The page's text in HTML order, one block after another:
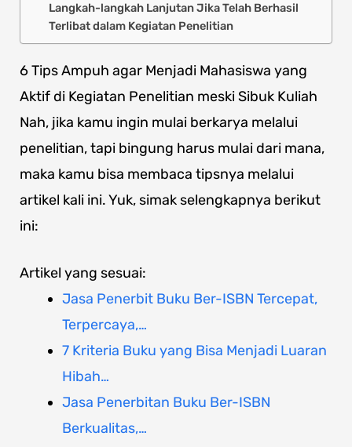
Langkah-langkah Lanjutan Jika Telah Berhasil
Terlibat dalam Kegiatan Penelitian
6 Tips Ampuh agar Menjadi Mahasiswa yang
Aktif di Kegiatan Penelitian meski Sibuk Kuliah
Nah, jika kamu ingin mulai berkarya melalui
penelitian, tapi bingung harus mulai dari mana,
maka kamu bisa membaca tipsnya melalui
artikel kali ini. Yuk, simak selengkapnya berikut
ini:
Artikel yang sesuai:
Jasa Penerbit Buku Ber-ISBN Tercepat,
Terpercaya,…
7 Kriteria Buku yang Bisa Menjadi Luaran
Hibah…
Jasa Penerbitan Buku Ber-ISBN
Berkualitas,…